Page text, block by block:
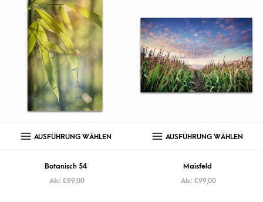
AUSFÜHRUNG WÄHLEN
Botanisch 54
Ab: €99,00
AUSFÜHRUNG WÄHLEN
Maisfeld
Ab: €99,00